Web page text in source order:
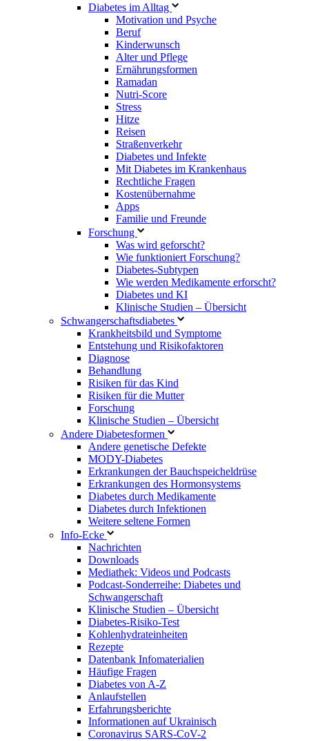
Diabetes im Alltag
Motivation und Psyche
Beruf
Kinderwunsch
Alter und Pflege
Ernährungsformen
Ramadan
Nutri-Score
Stress
Hitze
Reisen
Straßenverkehr
Diabetes und Infekte
Mit Diabetes im Krankenhaus
Rechtliche Fragen
Kostenübernahme
Apps
Familie und Freunde
Forschung
Was wird geforscht?
Wie funktioniert Forschung?
Diabetes-Subtypen
Wie werden Medikamente erforscht?
Diabetes und KI
Klinische Studien – Übersicht
Schwangerschaftsdiabetes
Krankheitsbild und Symptome
Entstehung und Risikofaktoren
Diagnose
Behandlung
Risiken für das Kind
Risiken für die Mutter
Forschung
Klinische Studien – Übersicht
Andere Diabetesformen
Andere genetische Defekte
MODY-Diabetes
Erkrankungen der Bauchspeicheldrüse
Erkrankungen des Hormonsystems
Diabetes durch Medikamente
Diabetes durch Infektionen
Weitere seltene Formen
Info-Ecke
Nachrichten
Downloads
Mediathek: Videos und Podcasts
Podcast-Sonderreihe: Diabetes und
Schwangerschaft
Klinische Studien – Übersicht
Diabetes-Risiko-Test
Kohlenhydrateinheiten
Rezepte
Datenbank Infomaterialien
Häufige Fragen
Diabetes von A-Z
Anlaufstellen
Erfahrungsberichte
Informationen auf Ukrainisch
Coronavirus SARS-CoV-2